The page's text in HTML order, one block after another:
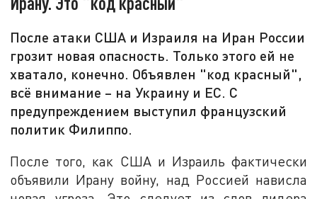
После атаки США и Израиля на Иран России
грозит новая опасность. Только этого ей не
хватало, конечно. Объявлен "код красный",
всё внимание – на Украину и ЕС. С
предупреждением выступил французский
политик Филиппо.
После того, как США и Израиль фактически
объявили Ирану войну, над Россией нависла